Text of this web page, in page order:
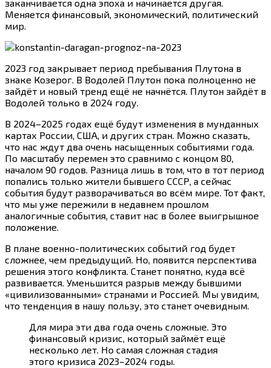
заканчивается одна эпоха и начинается другая.
Меняется финансовый, экономический, политический
мир.
2023 год закрывает период пребывания Плутона в
знаке Козерог. В Водолей Плутон пока полноценно не
зайдёт и новый тренд ещё не начнётся. Плутон зайдёт в
Водолей только в 2024 году.
В 2024–2025 годах ещё будут изменения в мунданных
картах России, США, и других стран. Можно сказать,
что нас ждут два очень насыщенных событиями года.
По масштабу перемен это сравнимо с концом 80,
началом 90 годов. Разница лишь в том, что в тот период
попались только жители бывшего СССР, а сейчас
события будут разворачиваться во всём мире. Тот факт,
что мы уже пережили в недавнем прошлом
аналогичные события, ставит нас в более выигрышное
положение.
В плане военно-политических событий год будет
сложнее, чем предыдущий. Но, появится перспектива
решения этого конфликта. Станет понятно, куда всё
развивается. Уменьшится разрыв между бывшими
«цивилизованными» странами и Россией. Мы увидим,
что тенденция в нашу пользу, это станет очевидным.
Для мира эти два года очень сложные. Это
финансовый кризис, который займёт ещё
несколько лет. Но самая сложная стадия
этого кризиса 2023–2024 годы.